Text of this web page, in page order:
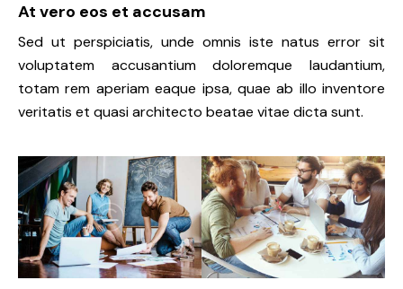
At vero eos et accusam
Sed ut perspiciatis, unde omnis iste natus error sit
voluptatem accusantium doloremque laudantium,
totam rem aperiam eaque ipsa, quae ab illo inventore
veritatis et quasi architecto beatae vitae dicta sunt.